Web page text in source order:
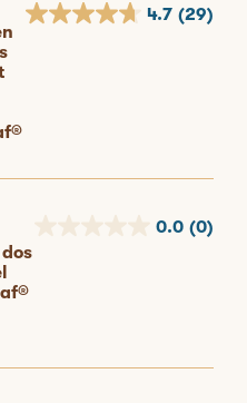
4.7 (29)
0.0 (0)